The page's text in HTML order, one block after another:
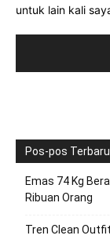
untuk lain kali
Pos-pos Terbaru
Emas 74 Kg
Ribuan Orang
Tren Clean